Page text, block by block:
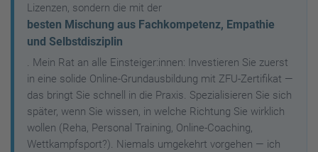
Lizenzen, sondern die mit der
besten Mischung aus Fachkompetenz, Empathie
und Selbstdisziplin
. Mein Rat an alle Einsteiger:innen: Investieren Sie zuerst
in eine solide Online-Grundausbildung mit ZFU-Zertifikat —
das bringt Sie schnell in die Praxis. Spezialisieren Sie sich
später, wenn Sie wissen, in welche Richtung Sie wirklich
wollen (Reha, Personal Training, Online-Coaching,
Wettkampfsport?). Niemals umgekehrt vorgehen — ich